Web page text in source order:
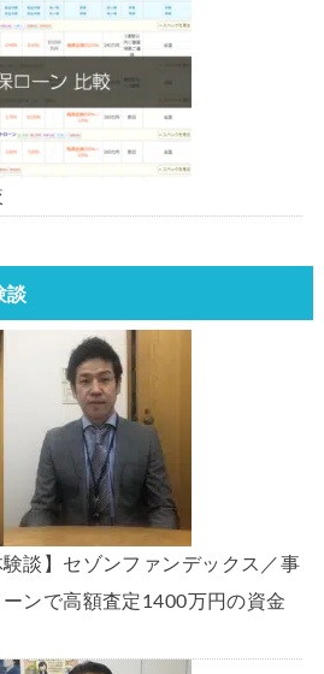
談
験談】セゾンファンデックス／事
ンで高額査定1400万円の資金